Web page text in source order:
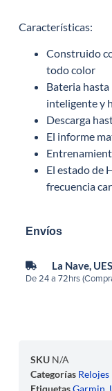
Características:
Construido
todo color
Bateria
inteligente y
Descarga
El informe
El estado de
frecuencia
Envíos
La Nave,
De 24 a 72hrs
SKU N/A
Categorías